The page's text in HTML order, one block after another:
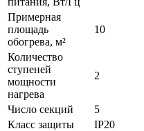
Примерная
площадь
обогрева, м²
10
Количество
ступеней
мощности
нагрева
2
Число секций 5
Класс защиты
IP20